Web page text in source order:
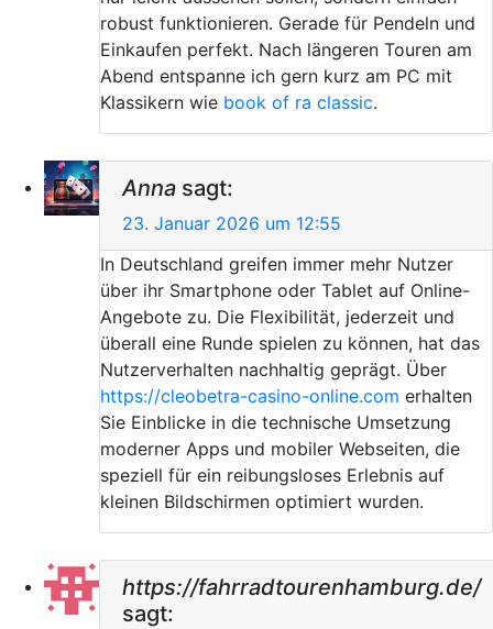
robust funktionieren. Gerade für Pendeln und
Einkaufen perfekt. Nach längeren Touren am
Abend entspanne ich gern kurz am PC mit
Klassikern wie book of ra classic.
Anna sagt:
23. Januar 2026 um 12:55
In Deutschland greifen immer mehr Nutzer
über ihr Smartphone oder Tablet auf Online-
Angebote zu. Die Flexibilität, jederzeit und
überall eine Runde spielen zu können, hat das
Nutzerverhalten nachhaltig geprägt. Über
https://cleobetra-casino-online.com erhalten
Sie Einblicke in die technische Umsetzung
moderner Apps und mobiler Webseiten, die
speziell für ein reibungsloses Erlebnis auf
kleinen Bildschirmen optimiert wurden.
https://fahrradtourenhamburg.de/
sagt: